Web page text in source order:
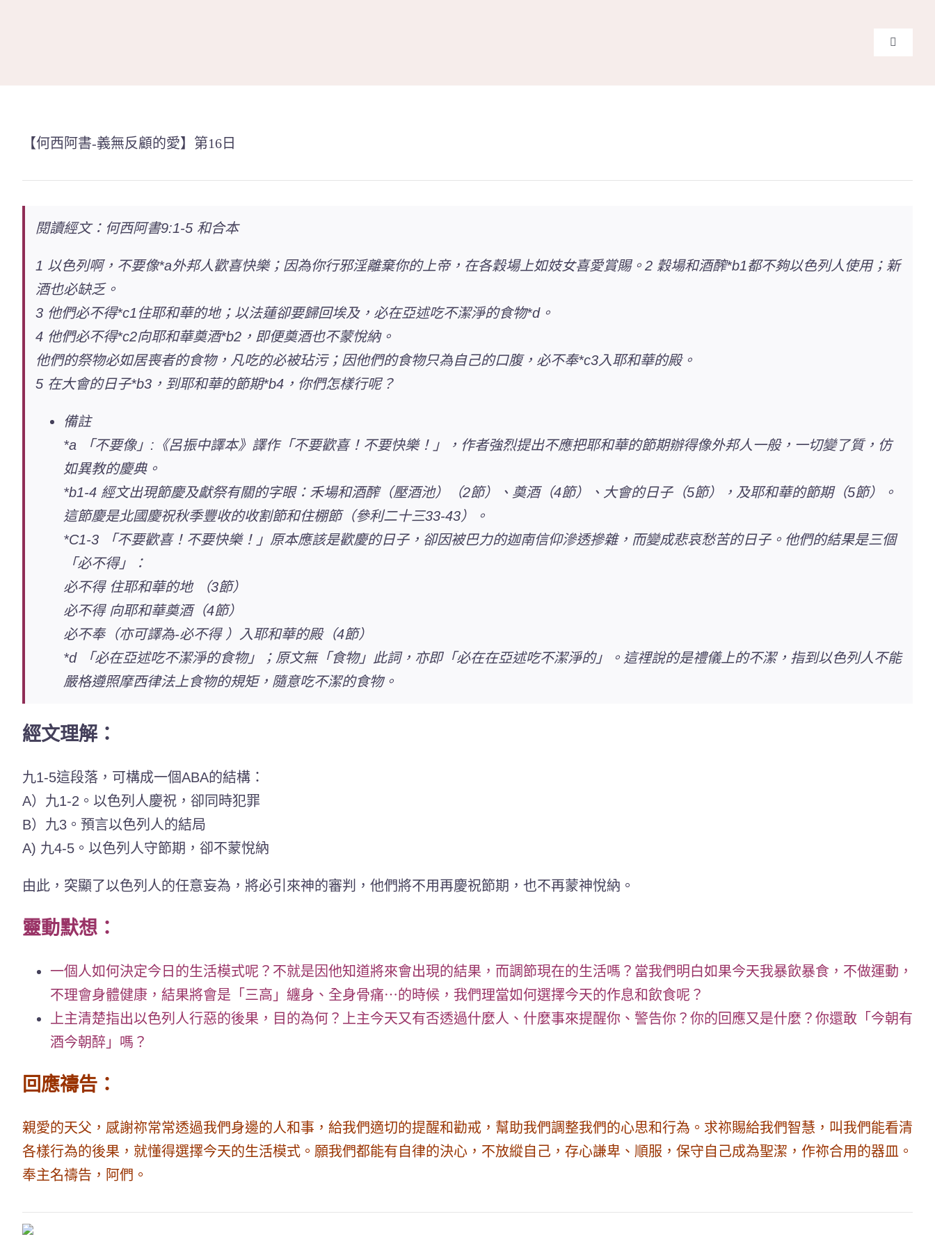
Search
for:
【何西阿書-義無反顧的愛】第16日
閱讀經文：何西阿書9:1-5 和合本
1 以色列啊，不要像*a外邦人歡喜快樂；因為你行邪淫離棄你的上帝，在各穀場上如妓女喜愛賞賜。2 穀場和酒醡*b1都不夠以色列人使用；新
酒也必缺乏。
3 他們必不得*c1住耶和華的地；以法蓮卻要歸回埃及，必在亞述吃不潔淨的食物*d。
4 他們必不得*c2向耶和華奠酒*b2，即便奠酒也不蒙悅納。
他們的祭物必如居喪者的食物，凡吃的必被玷污；因他們的食物只為自己的口腹，必不奉*c3入耶和華的殿。
5 在大會的日子*b3，到耶和華的節期*b4，你們怎樣行呢？
備註
*a 「不要像」:《呂振中譯本》譯作「不要歡喜！不要快樂！」，作者強烈提出不應把耶和華的節期辦得像外邦人一般，一切變了質，仿
如異教的慶典。
*b1-4 經文出現節慶及獻祭有關的字眼：禾場和酒醡（壓酒池）（2節）、奠酒（4節）、大會的日子（5節），及耶和華的節期（5節）。
這節慶是北國慶祝秋季豐收的收割節和住棚節（參利二十三33-43）。
*C1-3 「不要歡喜！不要快樂！」原本應該是歡慶的日子，卻因被巴力的迦南信仰滲透摻雜，而變成悲哀愁苦的日子。他們的結果是三個
「必不得」：
必不得 住耶和華的地 （3節）
必不得 向耶和華奠酒（4節）
必不奉（亦可譯為-必不得 ）入耶和華的殿（4節）
*d 「必在亞述吃不潔淨的食物」；原文無「食物」此詞，亦即「必在在亞述吃不潔淨的」。這𥚃說的是禮儀上的不潔，指到以色列人不能
嚴格遵照摩西律法上食物的規矩，隨意吃不潔的食物。
經文理解：
九1-5這段落，可構成一個ABA的結構：
A）九1-2。以色列人慶祝，卻同時犯罪
B）九3。預言以色列人的結局
A) 九4-5。以色列人守節期，卻不蒙悅納
由此，突顯了以色列人的任意妄為，將必引來神的審判，他們將不用再慶祝節期，也不再蒙神悅納。
靈動默想：
一個人如何決定今日的生活模式呢？不就是因他知道將來會出現的結果，而調節現在的生活嗎？當我們明白如果今天我暴飲暴食，不做運動，
不理會身體健康， 結果將會是「三高」纏身、全身骨痛⋯的時候，我們理當如何選擇今天的作息和飲食呢？
上主清楚指出以色列人行惡的後果，目的為何？上主今天又有否透過什麼人、什麼事來提醒你、警告你？你的回應又是什麼？你還敢「今朝有
酒今朝醉」嗎？
回應禱告：
親愛的天父，感謝祢常常透過我們身邊的人和事，給我們適切的提醒和勸戒，幫助我們調整我們的心思和行為。求祢賜給我們智慧，叫我們能看清
各樣行為的後果，就懂得選擇今天的生活模式。願我們都能有自律的決心，不放縱自己，存心謙卑、順服，保守自己成為聖潔，作祢合用的器皿。
奉主名禱告，阿們。